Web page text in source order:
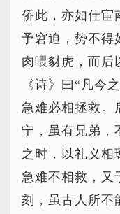
侨此，亦如仕宦
予窘迫，势不得
肉喂豺虎，而后
《诗》曰“凡今
急难必相拯救。
宁，虽有兄弟，
之时，以礼义相
急难不相救，又
刻，虽古人所不